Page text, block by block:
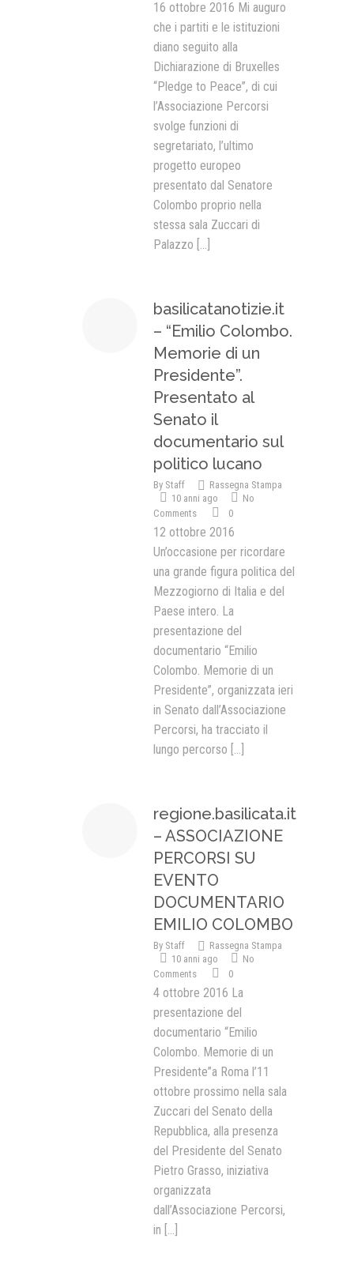
16 ottobre 2016 Mi auguro
che i partiti e le istituzioni
diano seguito alla
Dichiarazione di Bruxelles
“Pledge to Peace”, di cui
l’Associazione Percorsi
svolge funzioni di
segretariato, l’ultimo
progetto europeo
presentato dal Senatore
Colombo proprio nella
stessa sala Zuccari di
Palazzo [...]
basilicatanotizie.it
– “Emilio Colombo.
Memorie di un
Presidente”.
Presentato al
Senato il
documentario sul
politico lucano
By Staff
Rassegna Stampa
10 anni ago
No
Comments
0
12 ottobre 2016
Un’occasione per ricordare
una grande figura politica del
Mezzogiorno di Italia e del
Paese intero. La
presentazione del
documentario “Emilio
Colombo. Memorie di un
Presidente”, organizzata ieri
in Senato dall’Associazione
Percorsi, ha tracciato il
lungo percorso [...]
regione.basilicata.it
– ASSOCIAZIONE
PERCORSI SU
EVENTO
DOCUMENTARIO
EMILIO COLOMBO
By Staff
Rassegna Stampa
10 anni ago
No
Comments
0
4 ottobre 2016 La
presentazione del
documentario “Emilio
Colombo. Memorie di un
Presidente”a Roma l’11
ottobre prossimo nella sala
Zuccari del Senato della
Repubblica, alla presenza
del Presidente del Senato
Pietro Grasso, iniziativa
organizzata
dall’Associazione Percorsi,
in [...]